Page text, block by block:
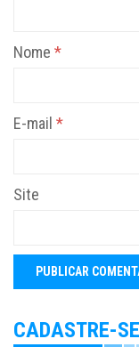
Nome *
E-mail *
Site
CADASTRE-SE